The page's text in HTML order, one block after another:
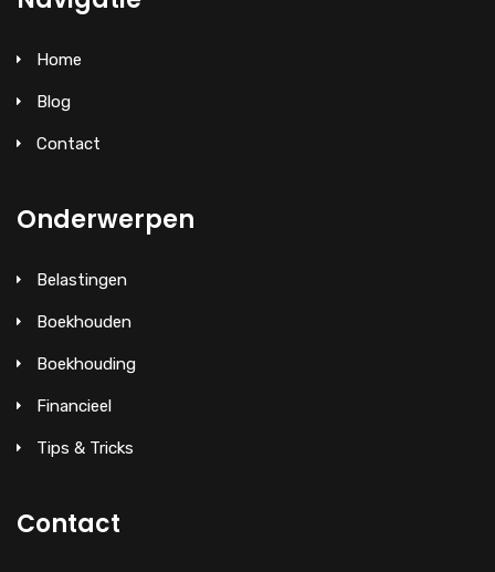
Home
Blog
Contact
Onderwerpen
Belastingen
Boekhouden
Boekhouding
Financieel
Tips & Tricks
Contact